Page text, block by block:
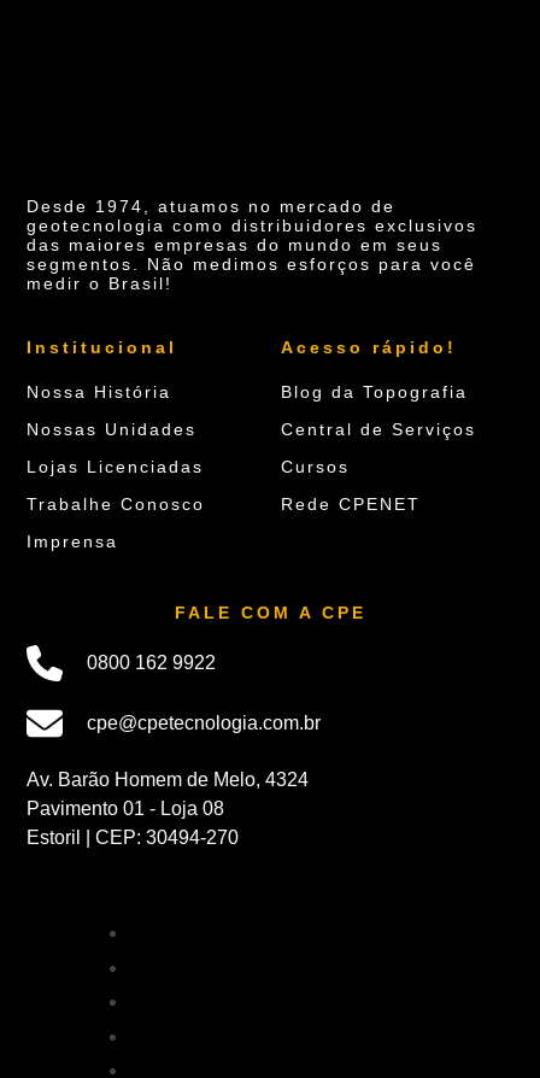
Desde 1974, atuamos no mercado de
geotecnologia como distribuidores exclusivos
das maiores empresas do mundo em seus
segmentos. Não medimos esforços para você
medir o Brasil!
Institucional
Nossa História
Nossas Unidades
Lojas Licenciadas
Trabalhe Conosco
Imprensa
Acesso rápido!
Blog da Topografia
Central de Serviços
Cursos
Rede CPENET
FALE COM A CPE
0800 162 9922
cpe@cpetecnologia.com.br
Av. Barão Homem de Melo, 4324
Pavimento 01 - Loja 08
Estoril | CEP: 30494-270